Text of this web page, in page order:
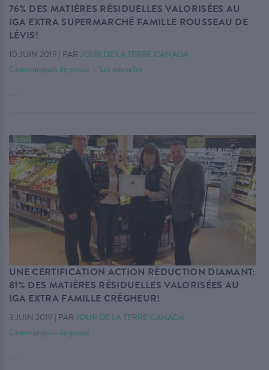
76% DES MATIÈRES RÉSIDUELLES VALORISÉES AU
IGA EXTRA SUPERMARCHÉ FAMILLE ROUSSEAU DE
LÉVIS!
10 JUIN 2019 | PAR JOUR DE LA TERRE CANADA
Communiqués de presse — Les nouvelles
. . .
UNE CERTIFICATION ACTION RÉDUCTION DIAMANT:
81% DES MATIÈRES RÉSIDUELLES VALORISÉES AU
IGA EXTRA FAMILLE CRÉGHEUR!
3 JUIN 2019 | PAR JOUR DE LA TERRE CANADA
Communiqués de presse
. . .